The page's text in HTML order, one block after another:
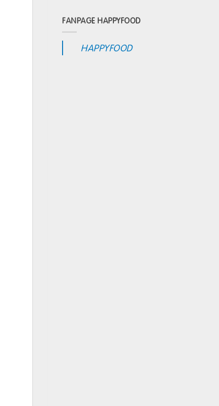
FANPAGE HAPPYFOOD
HAPPYFOOD